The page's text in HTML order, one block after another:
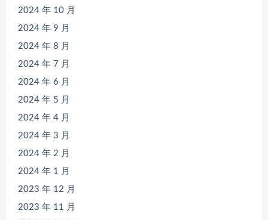
2024 年 10 月
2024 年 9 月
2024 年 8 月
2024 年 7 月
2024 年 6 月
2024 年 5 月
2024 年 4 月
2024 年 3 月
2024 年 2 月
2024 年 1 月
2023 年 12 月
2023 年 11 月